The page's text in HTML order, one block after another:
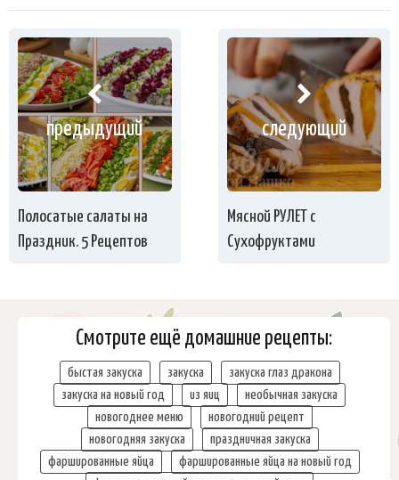
предыдущий
Полосатые салаты на
Праздник. 5 Рецептов
следующий
Мясной РУЛЕТ с
Сухофруктами
Смотрите ещё домашние рецепты:
быстая закуска закуска
закуска глаз дракона
закуска на новый год
из яиц
необычная закуска
новогоднее меню
новогодний рецепт
новогодняя закуска
праздничная закуска
фаршированные яйца
фаршированные яйца на новый год